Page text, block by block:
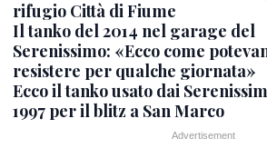
rifugio Città di Fiume
Il tanko del 2014 nel garage del
Serenissimo: «Ecco come
resistere per qualche giornata»
Ecco il tanko usato dai
1997 per il blitz a San Marco